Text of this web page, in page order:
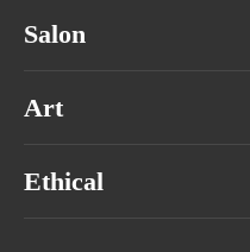
Salon
Art
Ethical